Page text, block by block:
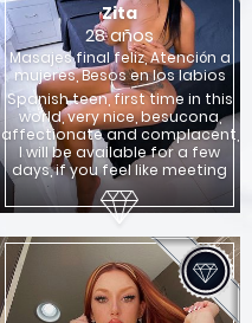
Zita
28 años
Masajes final feliz, Atención a
mujeres, Besos en los labios
Spanish teen, first time in this
world, very nice, besucona,
affectionate and complacent,
I will be available for a few
days, if you feel like meeting